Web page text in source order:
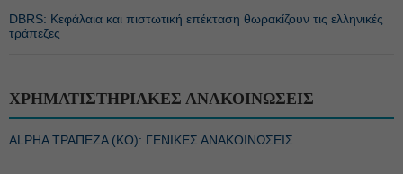
DBRS: Κεφάλαια και πιστωτική επέκταση θωρακίζουν τις ελληνικές
τράπεζες
ΧΡΗΜΑΤΙΣΤΗΡΙΑΚΕΣ ΑΝΑΚΟΙΝΩΣΕΙΣ
ALPHA ΤΡΑΠΕΖΑ (ΚΟ): ΓΕΝΙΚΕΣ ΑΝΑΚΟΙΝΩΣΕΙΣ